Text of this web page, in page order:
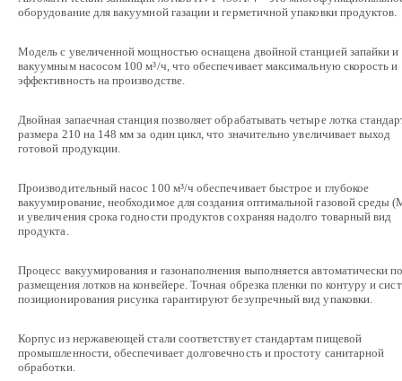
оборудование для вакуумной газации и герметичной упаковки продуктов.
Модель с увеличенной мощностью оснащена двойной станцией запайки и
вакуумным насосом 100 м³/ч, что обеспечивает максимальную скорость и
эффективность на производстве.
Двойная запаечная станция позволяет обрабатывать четыре лотка
размера 210 на 148 мм за один цикл, что значительно увеличивает выход
готовой продукции.
Производительный насос 100 м³/ч обеспечивает быстрое и глубокое
вакуумирование, необходимое для создания оптимальной газовой среды
и увеличения срока годности продуктов сохраняя надолго товарный вид
продукта.
Процесс вакуумирования и газонаполнения выполняется автоматически
размещения лотков на конвейере. Точная обрезка пленки по контуру и
позиционирования рисунка гарантируют безупречный вид упаковки.
Корпус из нержавеющей стали соответствует стандартам пищевой
промышленности, обеспечивает долговечность и простоту санитарной
обработки.